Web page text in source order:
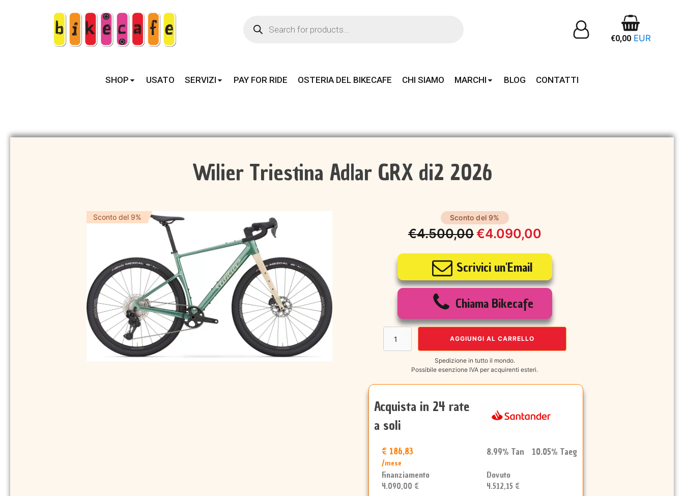
Products
search
€0,00EUR
SHOP USATO SERVIZI PAY FOR RIDE OSTERIA DEL BIKECAFE CHI SIAMO MARCHI BLOG CONTATTI
Wilier Triestina Adlar GRX di2 2026
Sconto del 9% Sconto del 9%
€4.500,00
Il
prezzo
originale
€4.500,00.
€4.090,00
Il
prezzo
attuale
€4.090,00.
Scrivici un'Email
Chiama Bikecafe
Wilier
Triestina
Adlar
AGGIUNGI AL CARRELLO
Spedizione in tutto il mondo.
Possibile esenzione IVA per acquirenti esteri.
Acquista in 24 rate
a soli
€ 186,83
/mese
Finanziamento
4.090,00 €
8.99% Tan 10.05% Taeg
Dovuto
4.512,15 €